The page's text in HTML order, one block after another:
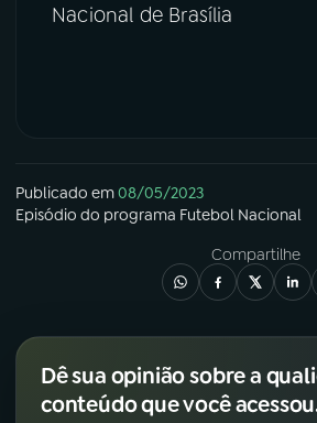
Instagram
Nacional de Brasília
Publicado em08/05/2023
Episódio do programa Futebol Nacional
Compartilhe
Dê sua opinião sobre a
conteúdo que você